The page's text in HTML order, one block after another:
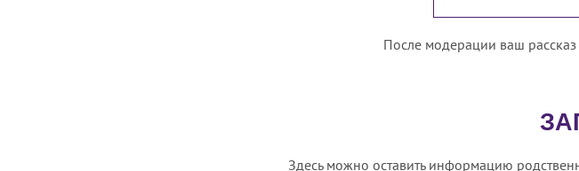
После модерации ваш
Здесь можно оставить информацию